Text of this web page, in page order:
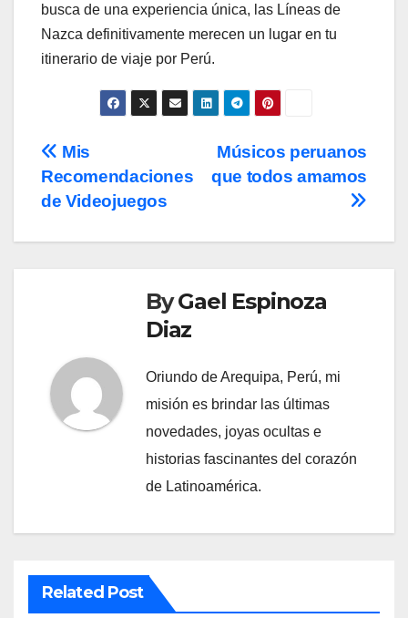
busca de una experiencia única, las Líneas de
Nazca definitivamente merecen un lugar en tu
itinerario de viaje por Perú.
Post
navigation
Músicos peruanos
que todos amamos
Mis
Recomendaciones
de Videojuegos
ByGael Espinoza
Diaz
Oriundo de Arequipa, Perú, mi
misión es brindar las últimas
novedades, joyas ocultas e
historias fascinantes del corazón
de Latinoamérica.
Related Post